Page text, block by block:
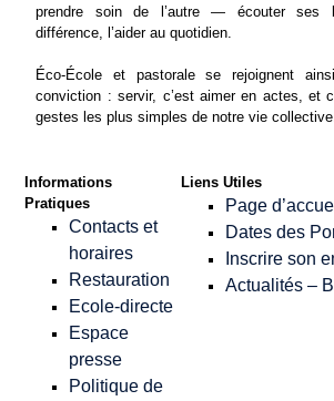
prendre soin de l’autre — écouter ses
différence, l’aider au quotidien.
Éco-École et pastorale se rejoignent
conviction : servir, c’est aimer en actes, et
gestes les plus simples de notre vie collective.
Informations
Pratiques
Contacts et
horaires
Restauration
Ecole-directe
Espace
presse
Politique de
Liens Utiles
Page
Dates des
Inscrire son
Actualités –